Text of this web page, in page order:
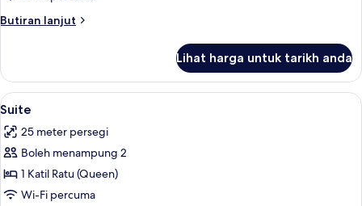
Butiran lanjut
Butiran
or
Twin
Room
Lihat harga untuk tarikh anda
Lihat
semua
foto
untuk
Suite
Suite | Meja, langsir/tirai gelap
4
Suite
25 meter persegi
Boleh menampung 2
1 Katil Ratu (Queen)
Wi-Fi percuma